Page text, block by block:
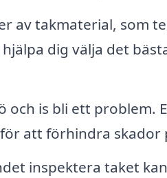
av takmaterial, som
dig välja det
och is bli ett problem.
att förhindra skador
inspektera taket